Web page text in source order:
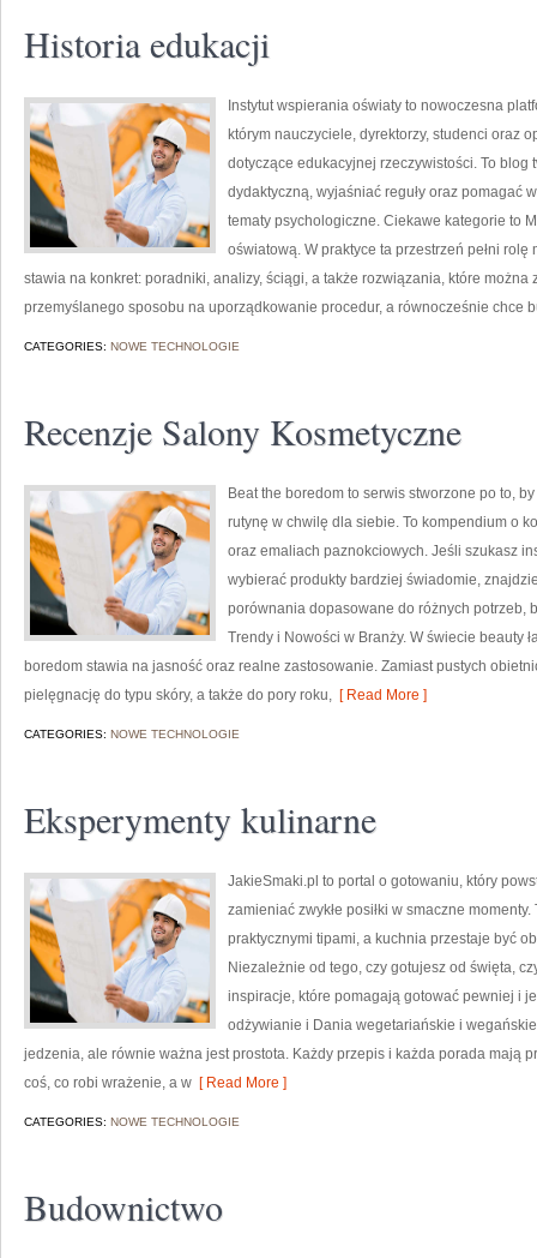
Historia edukacji
Instytut wspierania oświaty to nowoczesna
którym nauczyciele, dyrektorzy, studenci oraz
dotyczące edukacyjnej rzeczywistości. To
dydaktyczną, wyjaśniać reguły oraz pomagać
tematy psychologiczne. Ciekawe kategorie to
oświatową. W praktyce ta przestrzeń pełni rolę
stawia na konkret: poradniki, analizy, ściągi, a także rozwiązania, które
przemyślanego sposobu na uporządkowanie procedur, a równocześnie chce
CATEGORIES: NOWE TECHNOLOGIE
Recenzje Salony Kosmetyczne
Beat the boredom to serwis stworzone po to,
rutynę w chwilę dla siebie. To kompendium o
oraz emaliach paznokciowych. Jeśli szukasz
wybierać produkty bardziej świadomie,
porównania dopasowane do różnych potrzeb,
Trendy i Nowości w Branży. W świecie beauty
boredom stawia na jasność oraz realne zastosowanie. Zamiast pustych
pielęgnację do typu skóry, a także do pory roku, [ Read More ]
CATEGORIES: NOWE TECHNOLOGIE
Eksperymenty kulinarne
JakieSmaki.pl to portal o gotowaniu, który
zamieniać zwykłe posiłki w smaczne
praktycznymi tipami, a kuchnia przestaje być
Niezależnie od tego, czy gotujesz od święta,
inspiracje, które pomagają gotować pewniej i
odżywianie i Dania wegetariańskie i
jedzenia, ale równie ważna jest prostota. Każdy przepis i każda porada mają
coś, co robi wrażenie, a w [ Read More ]
CATEGORIES: NOWE TECHNOLOGIE
Budownictwo